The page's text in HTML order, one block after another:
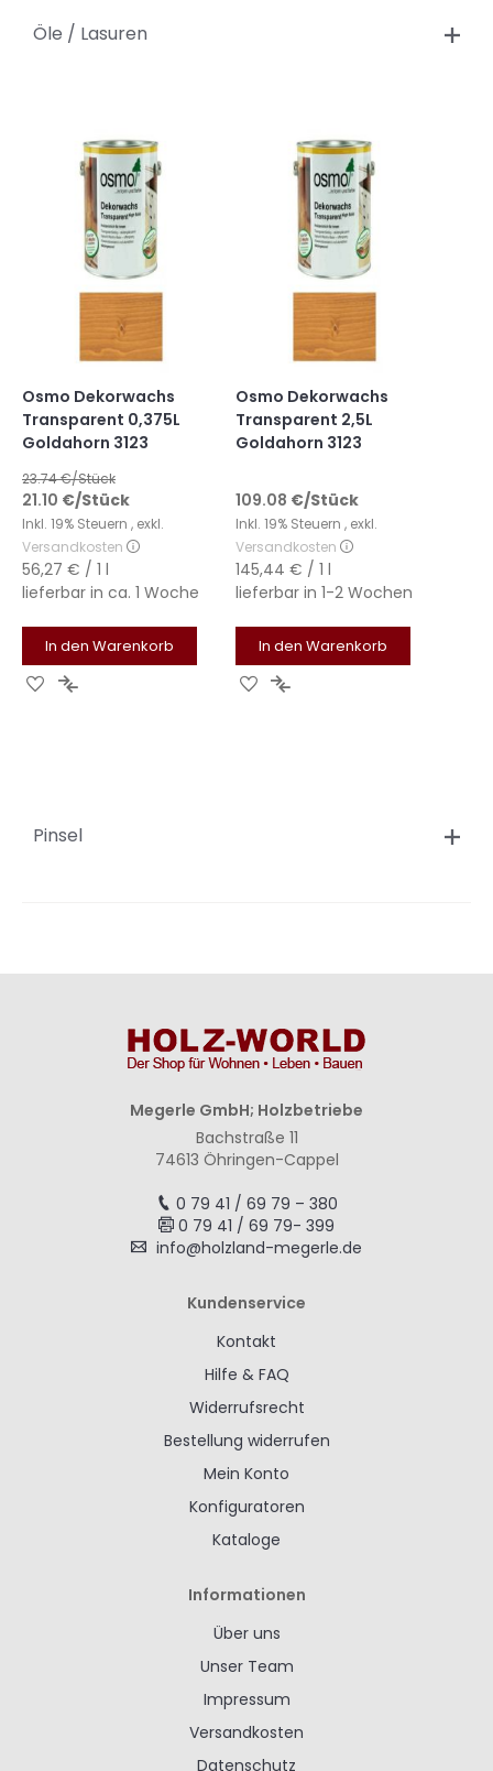
Öle / Lasuren
Osmo Dekorwachs
Transparent 0,375L
Goldahorn 3123
23.74€/Stück
21.10 €/Stück
Inkl. 19% Steuern , exkl.
Versandkosten
56,27 € / 1 l
lieferbar in ca. 1 Woche
In den Warenkorb
Zur Zur
Osmo Dekorwachs
Transparent 2,5L
Goldahorn 3123
109.08 €/Stück
Inkl. 19% Steuern , exkl.
Versandkosten
145,44 € / 1 l
lieferbar in 1-2 Wochen
In den Warenkorb
Zur Zur
Pinsel
Megerle GmbH; Holzbetriebe
Bachstraße 11
74613 Öhringen-Cappel
0 79 41 / 69 79 – 380
0 79 41 / 69 79- 399
info@holzland-megerle.de
Kundenservice
Kontakt
Hilfe & FAQ
Widerrufsrecht
Bestellung widerrufen
Mein Konto
Konfiguratoren
Kataloge
Informationen
Über uns
Unser Team
Impressum
Versandkosten
Datenschutz